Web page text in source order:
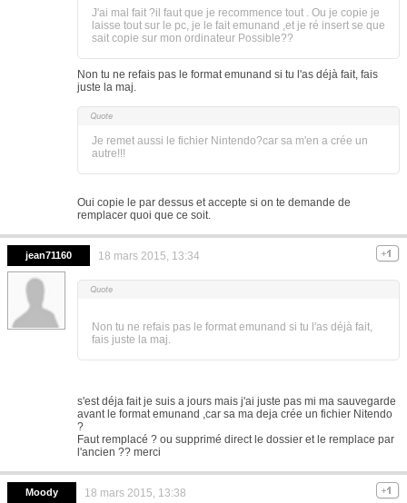
J'ai mal fait ?il faut que je recommence tout . Ou je copie je
laisse tout sur le pc, je le fait emunand ,et je ré insert se que
sait copie sur mon ordinateur Possible??
Non tu ne refais pas le format emunand si tu l'as déjà fait, fais
juste la maj.
Je remet aussi le fichier Nintendo?car sa m'en a crée un
autre!!!
Oui copie le par dessus et accepte si on te demande de
remplacer quoi que ce soit.
jean71160 18 mars 2015, 13:34
Non tu ne refais pas le format emunand si tu l'as déjà fait,
fais juste la maj.
s'est déja fait je suis a jours mais j'ai juste pas mi ma sauvegarde
avant le format emunand ,car sa ma deja crée un fichier Nitendo
?
Faut remplacé ? ou supprimé direct le dossier et le remplace par
l'ancien ?? merci
Moody 18 mars 2015, 13:38